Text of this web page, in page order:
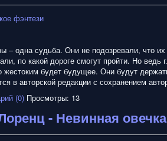
фэнтези
– одна судьба. Они не подозревали, что
по какой дороге смогут пройти. Но ведь
жестоким будет будущее. Они будут
в авторской редакции с сохранением
(0) Просмотры: 13
- Невинная